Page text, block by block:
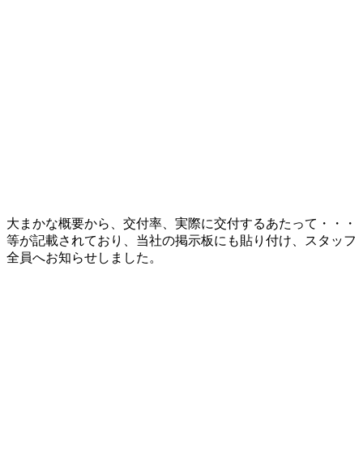
大まかな概要から、交付率、実際に交付するあたって・・・
等が記載されており、当社の掲示板にも貼り付け、スタッフ
全員へお知らせしました。